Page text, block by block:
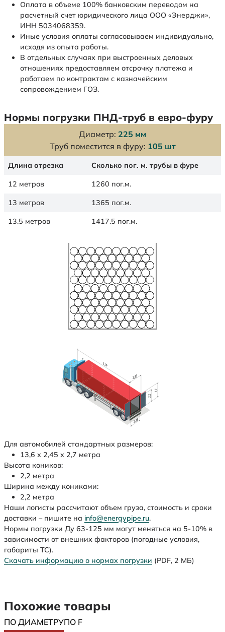
Оплата в объеме 100% банковским переводом на
расчетный счет юридического лица ООО «Энерджи»,
ИНН 5034068359.
Иные условия оплаты согласовываем индивидуально,
исходя из опыта работы.
В отдельных случаях при выстроенных деловых
отношениях предоставляем отсрочку платежа и
работаем по контрактам с казначейским
сопровождением ГОЗ.
Нормы погрузки ПНД-труб в евро-фуру
Диаметр: 225 мм
Труб поместится в фуру: 105 шт
Длина отрезка Сколько пог. м. трубы в фуре
12 метров 1260 пог.м.
13 метров 1365 пог.м.
13.5 метров 1417.5 пог.м.
Для автомобилей стандартных размеров:
13,6 х 2,45 х 2,7 метра
Высота коников:
2,2 метра
Ширина между кониками:
2,2 метра
Наши логисты рассчитают объем груза, стоимость и сроки
доставки – пишите на info@energypipe.ru.
Нормы погрузки Ду 63-125 мм могут меняться на 5-10% в
зависимости от внешних факторов (погодные условия,
габариты ТС).
Скачать информацию о нормах погрузки (PDF, 2 МБ)
Похожие товары
ПО ДИАМЕТРУПО F